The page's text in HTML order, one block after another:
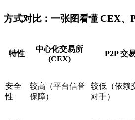
方式对比：一张图看懂 CEX、
特性
中心化交易所
(CEX)
P2P 交
安全
性
较高（平台信誉
保障）
较低（依赖
对手）